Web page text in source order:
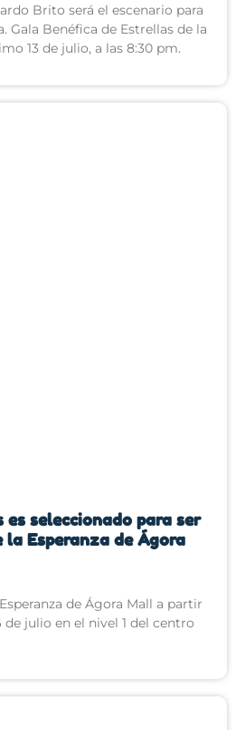
Brito será el escenario para
Gala Benéfica de Estrellas de la
13 de julio, a las 8:30 pm.
es seleccionado para ser
Esperanza de Ágora
de Ágora Mall a partir
de julio en el nivel 1 del centro